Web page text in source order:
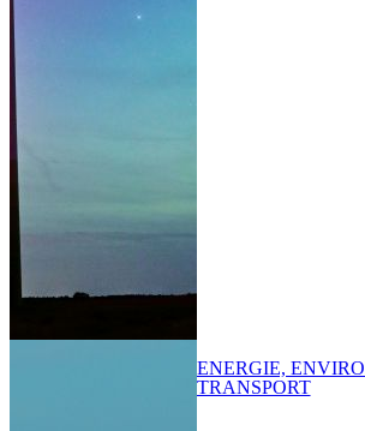
ENERGIE,
TRANSPORT